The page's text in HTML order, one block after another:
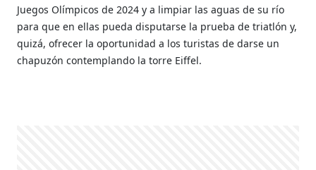
Juegos Olímpicos de 2024 y a limpiar las aguas de su río
para que en ellas pueda disputarse la prueba de triatlón y,
quizá, ofrecer la oportunidad a los turistas de darse un
chapuzón contemplando la torre Eiffel.